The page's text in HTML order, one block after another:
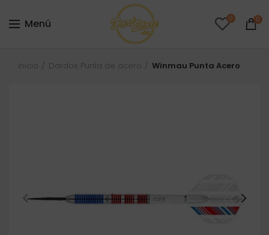
Menú 0 0
Inicio Dardos Punta de acero Winmau Punta Acero